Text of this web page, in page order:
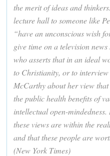
the merit of ideas and
lecture hall to someone like
“have an unconscious wish
give time on a television
who asserts that in an ideal
to Christianity, or to
McCarthy about her view
the public health benefits of
intellectual open-
these views are within the
and that these people are
(New York Times)